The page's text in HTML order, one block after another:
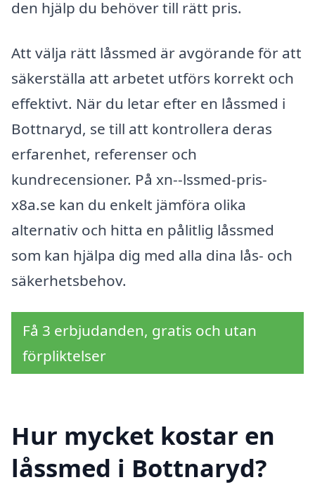
den hjälp du behöver till rätt pris.
Att välja rätt låssmed är avgörande för att
säkerställa att arbetet utförs korrekt och
effektivt. När du letar efter en låssmed i
Bottnaryd, se till att kontrollera deras
erfarenhet, referenser och
kundrecensioner. På xn--lssmed-pris-
x8a.se kan du enkelt jämföra olika
alternativ och hitta en pålitlig låssmed
som kan hjälpa dig med alla dina lås- och
säkerhetsbehov.
Få 3 erbjudanden, gratis och utan
förpliktelser
Hur mycket kostar en
låssmed i Bottnaryd?